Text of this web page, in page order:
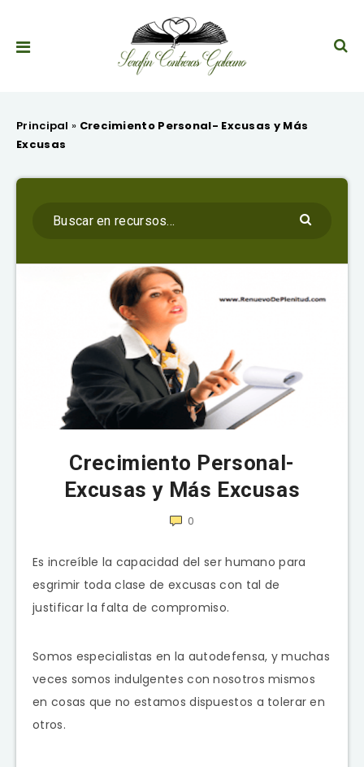
Principal » Crecimiento Personal- Excusas y Más
Excusas
Crecimiento Personal-
Excusas y Más Excusas
0
Es increíble la capacidad del ser humano para
esgrimir toda clase de excusas con tal de
justificar la falta de compromiso.
Somos especialistas en la autodefensa, y muchas
veces somos indulgentes con nosotros mismos
en cosas que no estamos dispuestos a tolerar en
otros.